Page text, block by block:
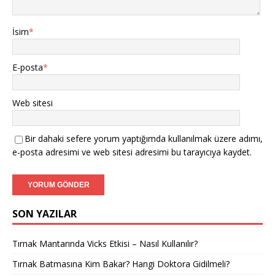
İsim*
E-posta*
Web sitesi
Bir dahaki sefere yorum yaptığımda kullanılmak üzere adımı,
e-posta adresimi ve web sitesi adresimi bu tarayıcıya kaydet.
SON YAZILAR
Tırnak Mantarında Vicks Etkisi – Nasıl Kullanılır?
Tırnak Batmasına Kim Bakar? Hangi Doktora Gidilmeli?